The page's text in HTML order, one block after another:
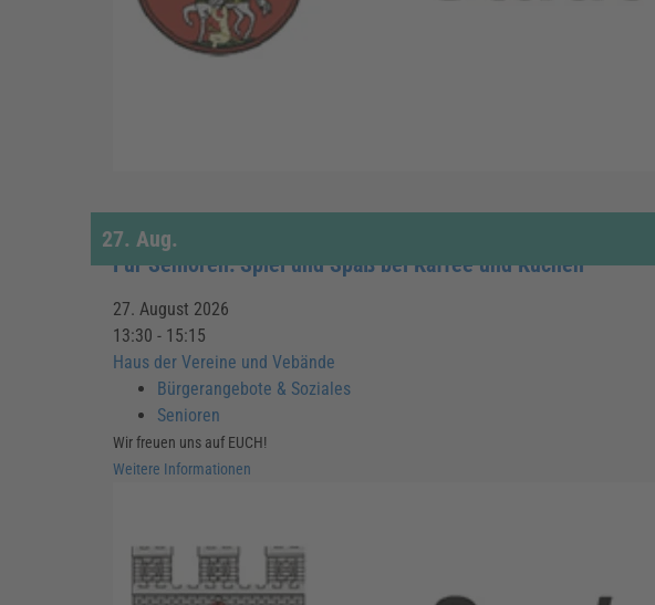
27. Aug.
Für Senioren: Spiel und Spaß bei Kaffee und Kuchen
27. August 2026
13:30 - 15:15
Haus der Vereine und Vebände
Bürgerangebote & Soziales
Senioren
Wir freuen uns auf EUCH!
Weitere Informationen